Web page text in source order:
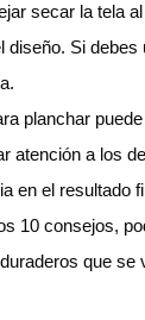
secar la tela
diseño. Si debes
planchar
atención a los
en el resultado
10 consejos,
que se